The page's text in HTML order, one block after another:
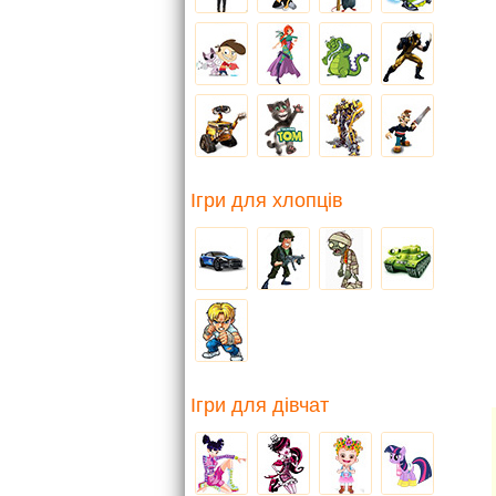
Ігри для хлопців
Ігри для дівчат